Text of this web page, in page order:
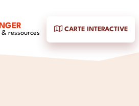
ressources
CARTE INTERACTIVE